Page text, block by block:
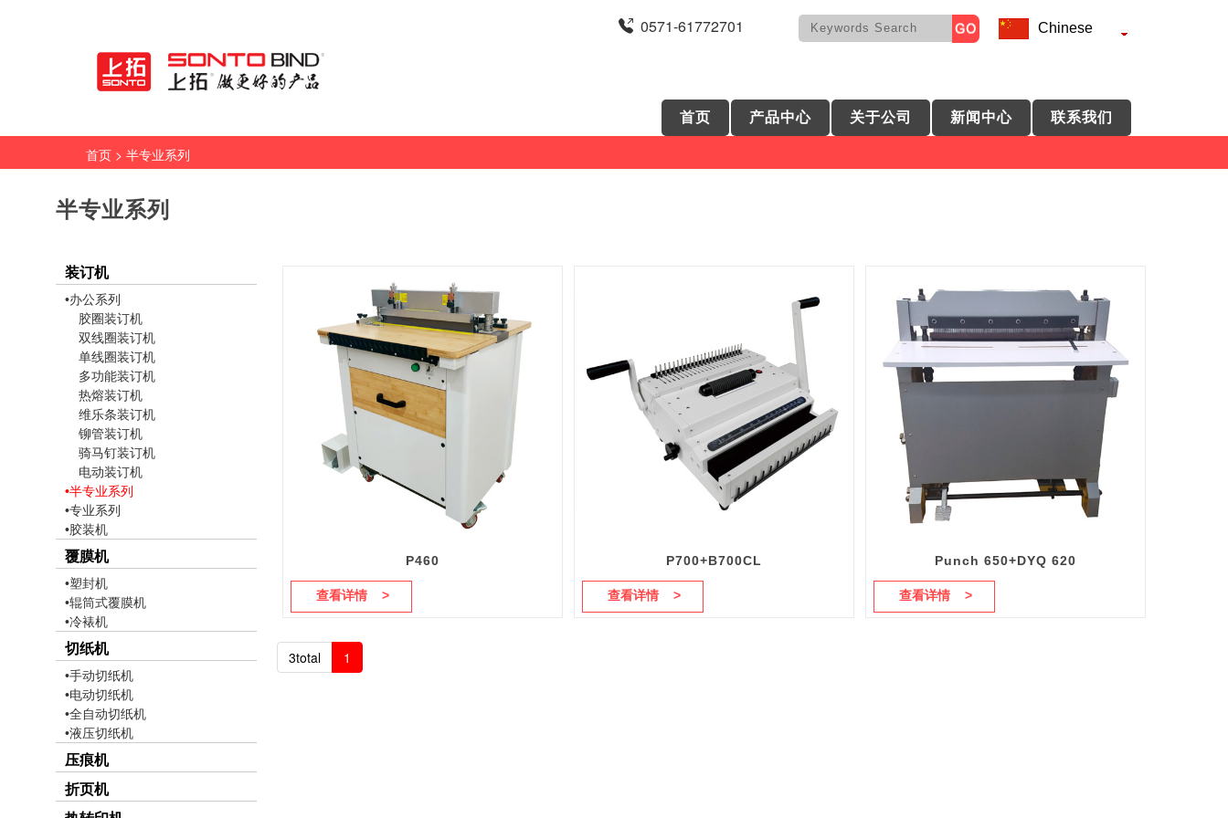
Chinese
0571-61772701
联系我们
新闻中心
关于公司
产品中心
首页
首页 > 半专业系列
半专业系列
装订机
•办公系列
胶圈装订机
双线圈装订机
单线圈装订机
多功能装订机
热熔装订机
维乐条装订机
铆管装订机
骑马钉装订机
电动装订机
•半专业系列
•专业系列
•胶装机
覆膜机
•塑封机
•辊筒式覆膜机
•冷裱机
切纸机
•手动切纸机
•电动切纸机
•全自动切纸机
•液压切纸机
压痕机
折页机
P460
查看详情 >
P700+B700CL
查看详情 >
Punch 650+DYQ 620
查看详情 >
3total 1